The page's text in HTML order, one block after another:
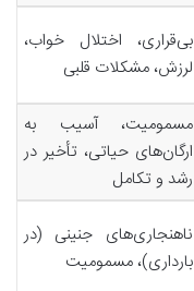
بی‌قراری، اختلال خواب،
لرزش، مشکلات قلبی
مسمومیت، آسیب به
ارگان‌های حیاتی، تأخیر در
رشد و تکامل
ناهنجاری‌های جنینی (در
بارداری)، مسمومیت